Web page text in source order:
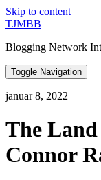
Skip to content
TJMBB
Blogging Network
Toggle Navigation
januar 8, 2022
The Land
Connor